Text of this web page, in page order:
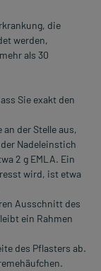
die
werden,
als 30
Sie exakt den
an der Stelle aus,
Nadeleinstich
2 g EMLA. Ein
wird, ist etwa
Ausschnitt des
ein Rahmen
des Pflasters ab.